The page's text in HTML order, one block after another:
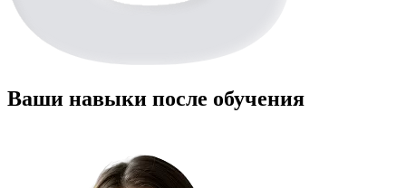
Ваши навыки после обучения